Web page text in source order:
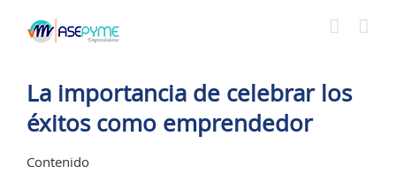
La importancia de celebrar los
éxitos como emprendedor
Contenido